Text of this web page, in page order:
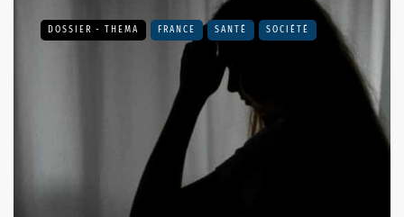
DOSSIER - THEMA FRANCE SANTÉ SOCIÉTÉ